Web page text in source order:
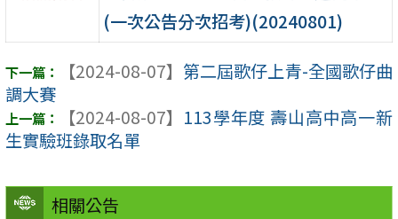
相關公告
(一次公告分次招考)(20240801)
【2024-08-07】 第二屆歌仔上青-全國歌仔曲
調大賽
【2024-08-07】 113學年度 壽山高中高一新
生實驗班錄取名單